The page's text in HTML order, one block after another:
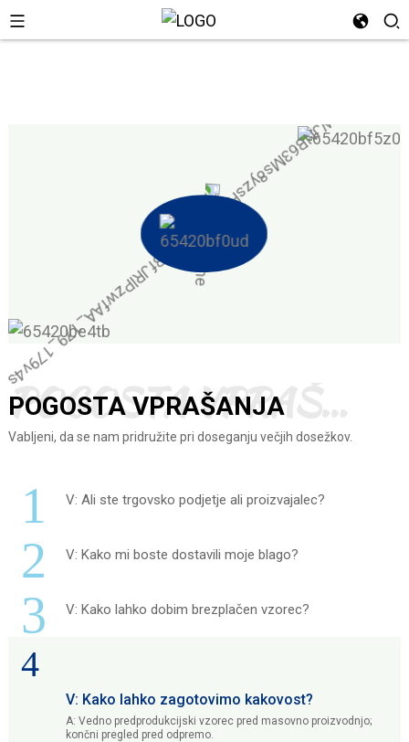
POGOSTA VPRAŠANJA
Vabljeni, da se nam pridružite pri doseganju večjih dosežkov.
1 V: Ali ste trgovsko podjetje ali proizvajalec?
2 V: Kako mi boste dostavili moje blago?
3 V: Kako lahko dobim brezplačen vzorec?
4
V: Kako lahko zagotovimo kakovost?
A: Vedno predprodukcijski vzorec pred masovno proizvodnjo;
končni pregled pred odpremo.